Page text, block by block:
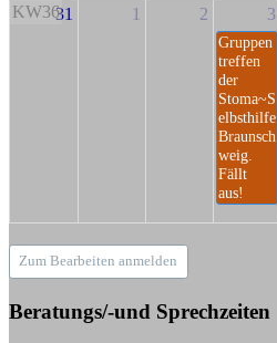
KW3631 1 2 3
Gruppen
treffen
der
Stoma~S
elbsthilfe
Braunsch
weig.
Fällt
aus!
Zum Bearbeiten anmelden
Beratungs/-und Sprechzeiten